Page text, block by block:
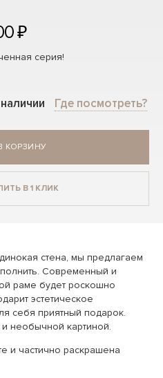
₽
серия!
Где посмотреть?
КОРЗИНУ
В 1 КЛИК
стена, мы предлагаем
Современный и
раме будет роскошно
эстетическое
себя приятный подарок.
и необычной картиной.
и частично раскрашена